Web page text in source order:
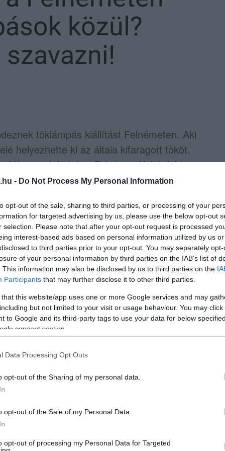
- Do Not Process My Personal Information
opt-out of the sale, sharing to third parties, or processing of your
for targeted advertising by us, please use the below opt-out
selection. Please note that after your opt-out request is processed
interest-based ads based on personal information utilized by us
to third parties prior to your opt-out. You may separately
of your personal information by third parties on the IAB’s list of
This information may also be disclosed by us to third parties on the
Participants that may further disclose it to other third parties.
that this website/app uses one or more Google services and may
but not limited to your visit or usage behaviour. You may
to Google and its third-party tags to use your data for below
consent section.
Data Processing Opt Outs
opt-out of the Sharing of my personal data.
opt-out of the Sale of my Personal Data.
opt-out of processing my Personal Data for Targeted
közül?
töklámpás kiállítást Felnémeten. Aki
helyezhette ki az általa kifaragott tököt.
Vágnerné Anikó, a Felnémet Kultúrájáért
festőművész és Fekete János, az
elnöke), emellett bárki szavazhat rájuk
Felnémetért Lokálpatrióta Egyesület
lájkok és a helyszínen leadott
lehet, az eredményhirdetés pedig